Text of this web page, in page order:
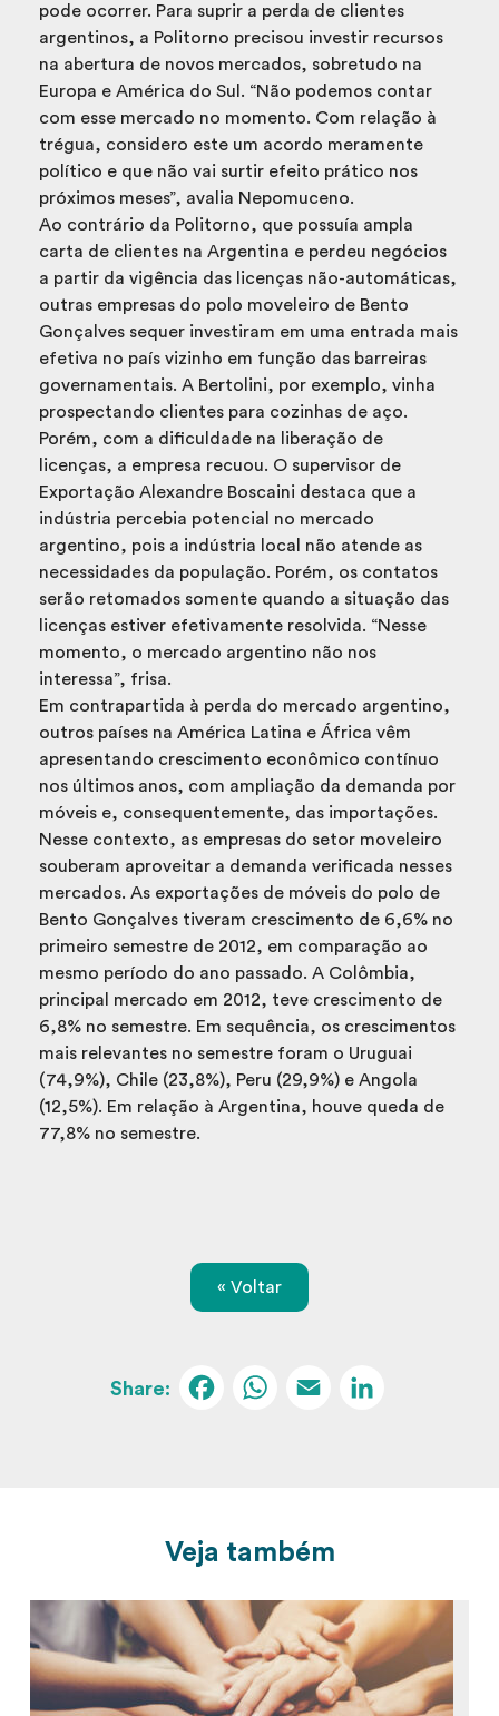
pode ocorrer. Para suprir a perda de clientes
argentinos, a Politorno precisou investir recursos
na abertura de novos mercados, sobretudo na
Europa e América do Sul. “Não podemos contar
com esse mercado no momento. Com relação à
trégua, considero este um acordo meramente
político e que não vai surtir efeito prático nos
próximos meses”, avalia Nepomuceno.
Ao contrário da Politorno, que possuía ampla
carta de clientes na Argentina e perdeu negócios
a partir da vigência das licenças não-automáticas,
outras empresas do polo moveleiro de Bento
Gonçalves sequer investiram em uma entrada mais
efetiva no país vizinho em função das barreiras
governamentais. A Bertolini, por exemplo, vinha
prospectando clientes para cozinhas de aço.
Porém, com a dificuldade na liberação de
licenças, a empresa recuou. O supervisor de
Exportação Alexandre Boscaini destaca que a
indústria percebia potencial no mercado
argentino, pois a indústria local não atende as
necessidades da população. Porém, os contatos
serão retomados somente quando a situação das
licenças estiver efetivamente resolvida. “Nesse
momento, o mercado argentino não nos
interessa”, frisa.
Em contrapartida à perda do mercado argentino,
outros países na América Latina e África vêm
apresentando crescimento econômico contínuo
nos últimos anos, com ampliação da demanda por
móveis e, consequentemente, das importações.
Nesse contexto, as empresas do setor moveleiro
souberam aproveitar a demanda verificada nesses
mercados. As exportações de móveis do polo de
Bento Gonçalves tiveram crescimento de 6,6% no
primeiro semestre de 2012, em comparação ao
mesmo período do ano passado. A Colômbia,
principal mercado em 2012, teve crescimento de
6,8% no semestre. Em sequência, os crescimentos
mais relevantes no semestre foram o Uruguai
(74,9%), Chile (23,8%), Peru (29,9%) e Angola
(12,5%). Em relação à Argentina, houve queda de
77,8% no semestre.
« Voltar
Facebook
WhatsApp
Email
Veja também